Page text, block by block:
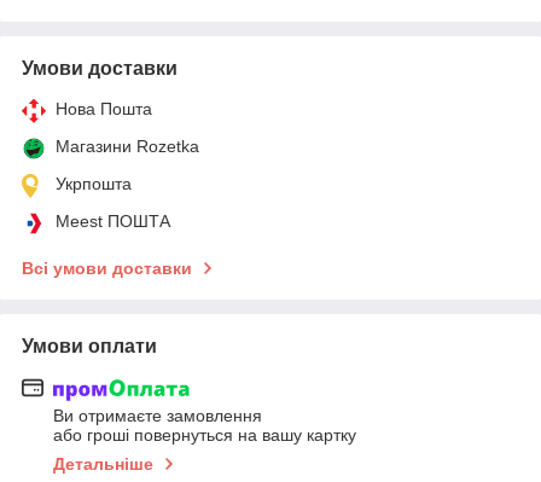
Умови доставки
Нова Пошта
Магазини Rozetka
Укрпошта
Meest ПОШТА
Всі умови доставки
Умови оплати
Ви отримаєте замовлення
або гроші повернуться на вашу картку
Детальніше